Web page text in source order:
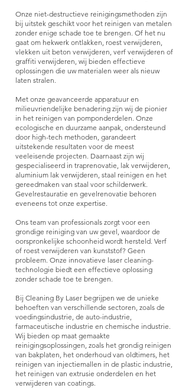
Onze niet-destructieve reinigingsmethoden zijn
bij uitstek geschikt voor het reinigen van metalen
zonder enige schade toe te brengen. Of het nu
gaat om hekwerk ontlakken, roest verwijderen,
vlekken uit beton verwijderen, verf verwijderen of
graffiti verwijderen, wij bieden effectieve
oplossingen die uw materialen weer als nieuw
laten stralen.
Met onze geavanceerde apparatuur en
milieuvriendelijke benadering zijn wij de pionier
in het reinigen van pomponderdelen. Onze
ecologische en duurzame aanpak, ondersteund
door high-tech methoden, garandeert
uitstekende resultaten voor de meest
veeleisende projecten. Daarnaast zijn wij
gespecialiseerd in traprenovatie, lak verwijderen,
aluminium lak verwijderen, staal reinigen en het
gereedmaken van staal voor schilderwerk.
Gevelrestauratie en gevelrenovatie behoren
eveneens tot onze expertise.
Ons team van professionals zorgt voor een
grondige reiniging van uw gevel, waardoor de
oorspronkelijke schoonheid wordt hersteld. Verf
of roest verwijderen van kunststof? Geen
probleem. Onze innovatieve laser cleaning-
technologie biedt een effectieve oplossing
zonder schade toe te brengen.
Bij Cleaning By Laser begrijpen we de unieke
behoeften van verschillende sectoren, zoals de
voedingsindustrie, de auto-industrie,
farmaceutische industrie en chemische industrie.
Wij bieden op maat gemaakte
reinigingsoplossingen, zoals het grondig reinigen
van bakplaten, het onderhoud van oldtimers, het
reinigen van injectiemallen in de plastic industrie,
het reinigen van extrusie onderdelen en het
verwijderen van coatings.